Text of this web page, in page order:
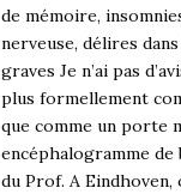
de mémoire,
nerveuse, délires
graves Je n’ai pas
plus formellement
que comme un porte
encéphalogramme de
du Prof. A